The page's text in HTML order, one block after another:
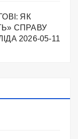
ЯК
СПРАВУ
2026-05-11